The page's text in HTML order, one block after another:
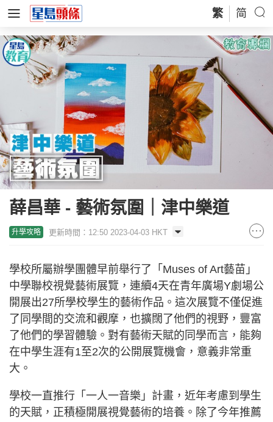
繁 简
薛昌華 - 藝術氛圍｜津中樂道
升學攻略 更新時間：12:50 2023-04-03 HKT
學校所屬辦學團體早前舉行了「Muses of Art藝苗」
中學聯校視覺藝術展覽，連續4天在青年廣場Y劇場公
開展出27所學校學生的藝術作品。這次展覽不僅促進
了同學間的交流和觀摩，也擴闊了他們的視野，豐富
了他們的學習體驗。對有藝術天賦的同學而言，能夠
在中學生涯有1至2次的公開展覽機會，意義非常重
大。
學校一直推行「一人一音樂」計畫，近年考慮到學生
的天賦，正積極開展視覺藝術的培養。除了今年推薦